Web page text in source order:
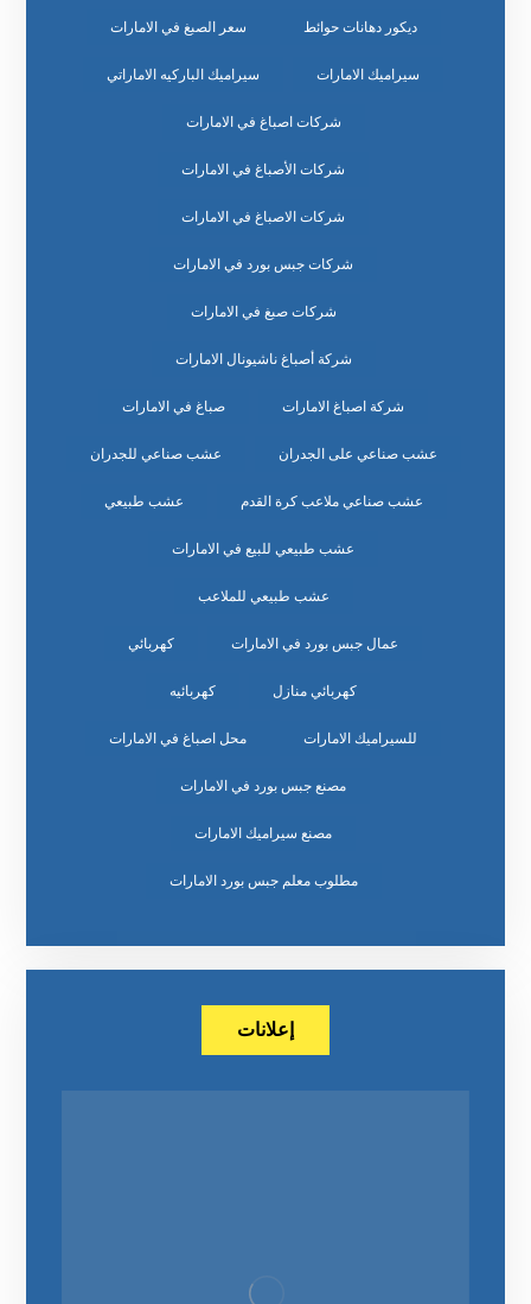
ديكور دهانات حوائط سعر الصبغ في الامارات
سيراميك الامارات سيراميك الباركيه الاماراتي
شركات اصباغ في الامارات
شركات الأصباغ في الامارات
شركات الاصباغ في الامارات
شركات جبس بورد في الامارات
شركات صبغ في الامارات
شركة أصباغ ناشيونال الامارات
شركة اصباغ الامارات صباغ في الامارات
عشب صناعي على الجدران عشب صناعي للجدران
عشب صناعي ملاعب كرة القدم عشب طبيعي
عشب طبيعي للبيع في الامارات
عشب طبيعي للملاعب
عمال جبس بورد في الامارات كهربائي
كهربائي منازل كهربائيه
للسيراميك الامارات محل اصباغ في الامارات
مصنع جبس بورد في الامارات
مصنع سيراميك الامارات
مطلوب معلم جبس بورد الامارات
إعلانات